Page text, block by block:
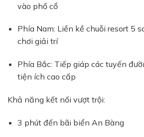
vào phố cổ
Phía Nam: Liền kề chuỗi resort 5
chơi giải trí
Phía Bắc: Tiếp giáp các tuyến
tiện ích cao cấp
Khả năng kết nối vượt trội:
3 phút đến bãi biển An Bàng